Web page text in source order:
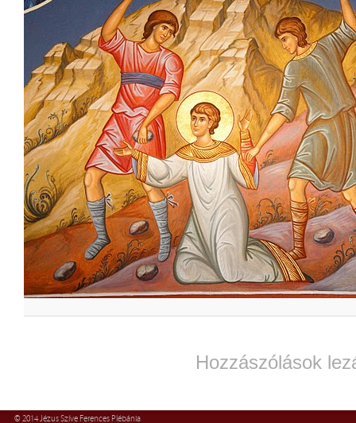
Hozzászólások
© 2014 Jézus Szíve Ferences Plébánia